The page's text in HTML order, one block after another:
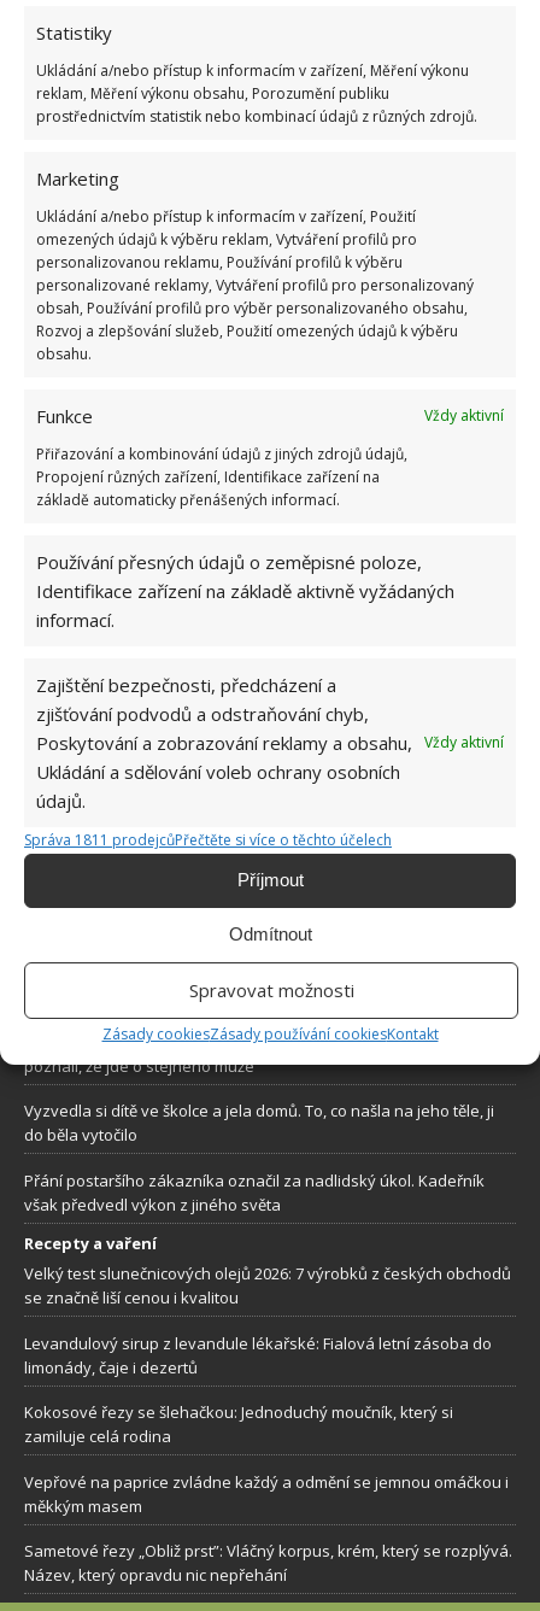
Statistiky
Ukládání a/nebo přístup k informacím v zařízení, Měření výkonu
reklam, Měření výkonu obsahu, Porozumění publiku
prostřednictvím statistik nebo kombinací údajů z různých zdrojů.
Marketing
Ukládání a/nebo přístup k informacím v zařízení, Použití
omezených údajů k výběru reklam, Vytváření profilů pro
personalizovanou reklamu, Používání profilů k výběru
personalizované reklamy, Vytváření profilů pro personalizovaný
obsah, Používání profilů pro výběr personalizovaného obsahu,
Rozvoj a zlepšování služeb, Použití omezených údajů k výběru
obsahu.
Funkce
Vždy aktivní
Přiřazování a kombinování údajů z jiných zdrojů údajů,
Propojení různých zařízení, Identifikace zařízení na
základě automaticky přenášených informací.
Používání přesných údajů o zeměpisné poloze,
Identifikace zařízení na základě aktivně vyžádaných
informací.
Zajištění bezpečnosti, předcházení a
zjišťování podvodů a odstraňování chyb,
Poskytování a zobrazování reklamy a obsahu,
Ukládání a sdělování voleb ochrany osobních
údajů.
Vždy aktivní
Správa 1811 prodejcůPřečtěte si více o těchto účelech
Příjmout
Odmítnout
Spravovat možnosti
Zásady cookiesZásady používání cookiesKontakt
ŽHAVÉ NOVINKY
Retro kvíz na téma jak vypadala doprava a
Profesionální zahradnice vytvořila přehled
nejnebezpečnějších škůdců rostlin a postupy,
jak se jich rychle zbavit
6.8.2026
přáním. Užijte si úspěšnou sklizeň již během
letošní sezony
6.8.2026
O WEBU
Sháníte zajímavé tipy jak vylepšit Váš domov? Originální nápady,
aktuální trendy, praktické rady i inspirativní fotografie najdete na
stránkách internetového magazínu
Nejčastější důvody, proč listy orchidejí žloutnou: Špatná zálivka,
Obával se, že pitbul jeho manželky, ublíží novorozené dceři. To, co
se stalo, když je nechali samotné v obýváku, nečekal
Kadeřník proměnil bezdomovce Marka: Z výsledku cizí lidé sotva
poznali, že jde o stejného muže
Vyzvedla si dítě ve školce a jela domů. To, co našla na jeho těle, ji
do běla vytočilo
Přání postaršího zákazníka označil za nadlidský úkol. Kadeřník
však předvedl výkon z jiného světa
Recepty a vaření
Velký test slunečnicových olejů 2026: 7 výrobků z českých obchodů
se značně liší cenou i kvalitou
Levandulový sirup z levandule lékařské: Fialová letní zásoba do
limonády, čaje i dezertů
Kokosové řezy se šlehačkou: Jednoduchý moučník, který si
zamiluje celá rodina
Vepřové na paprice zvládne každý a odmění se jemnou omáčkou i
měkkým masem
Sametové řezy „Obliž prst”: Vláčný korpus, krém, který se rozplývá.
Název, který opravdu nic nepřehání